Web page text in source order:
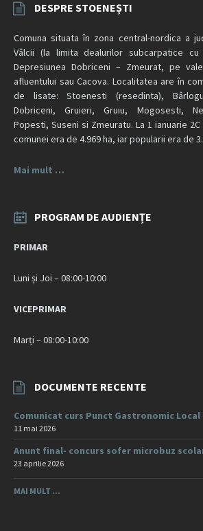
DESPRE STOENEȘTI
Comuna situata în zona central-nordica a
Vâlcii (la limita dealurilor subcarpatice
Depresiunea Dobriceni – Zmeurat, pe
afluentului sau Cacova. Localitatea are în
de lisate: Stoenesti (resedinta),
Dobriceni, Gruieri, Gruiu, Mogosesti,
Popesti, Suseni si Zmeuratu. La 1 ianuarie
comunei era de 4.969 ha, iar popularii era de
Mai mult …
PROGRAM DE AUDIENȚE
PRIMAR
Luni și Joi – 08:00-10:00
VICEPRIMAR
Marți – 08:00-10:00
DOCUMENTE RECENTE
Comunicat curs Punct Gastronomic Local
11 mai 2026
Anunt final- concurs sofer microbuz
23 aprilie 2026
MAI MULT ...